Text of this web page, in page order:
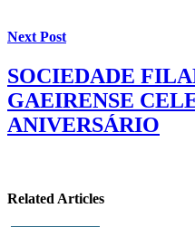
Next Post
SOCIEDADE
GAEIRENSE
ANIVERSÁRIO
Related Articles